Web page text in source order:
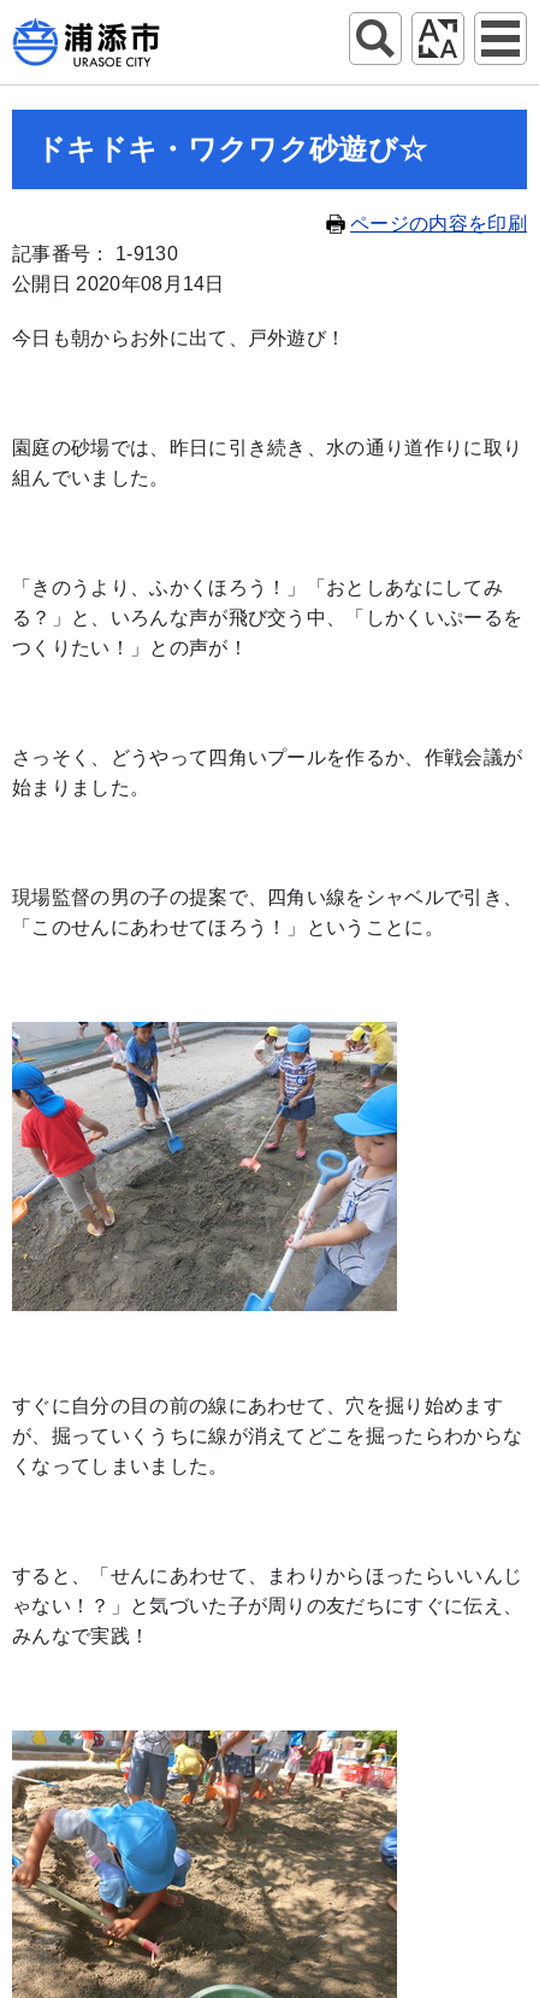
ドキドキ・ワクワク砂遊び☆
ページの内容を印刷
記事番号： 1-9130
公開日 2020年08月14日
今日も朝からお外に出て、戸外遊び！
園庭の砂場では、昨日に引き続き、水の通り道作りに取り
組んでいました。
「きのうより、ふかくほろう！」「おとしあなにしてみ
る？」と、いろんな声が飛び交う中、「しかくいぷーるを
つくりたい！」との声が！
さっそく、どうやって四角いプールを作るか、作戦会議が
始まりました。
現場監督の男の子の提案で、四角い線をシャベルで引き、
「このせんにあわせてほろう！」ということに。
すぐに自分の目の前の線にあわせて、穴を掘り始めます
が、掘っていくうちに線が消えてどこを掘ったらわからな
くなってしまいました。
すると、「せんにあわせて、まわりからほったらいいんじ
ゃない！？」と気づいた子が周りの友だちにすぐに伝え、
みんなで実践！